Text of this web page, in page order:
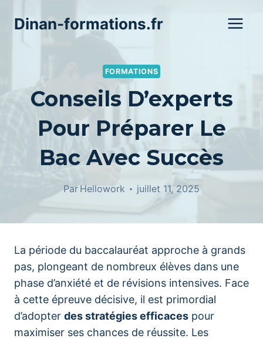
Dinan-formations.fr
FORMATIONS
Conseils D’experts
Pour Préparer Le
Bac Avec Succès
Par Hellowork juillet 11, 2025
La période du baccalauréat approche à grands
pas, plongeant de nombreux élèves dans une
phase d’anxiété et de révisions intensives. Face
à cette épreuve décisive, il est primordial
d’adopter des stratégies efficaces pour
maximiser ses chances de réussite. Les